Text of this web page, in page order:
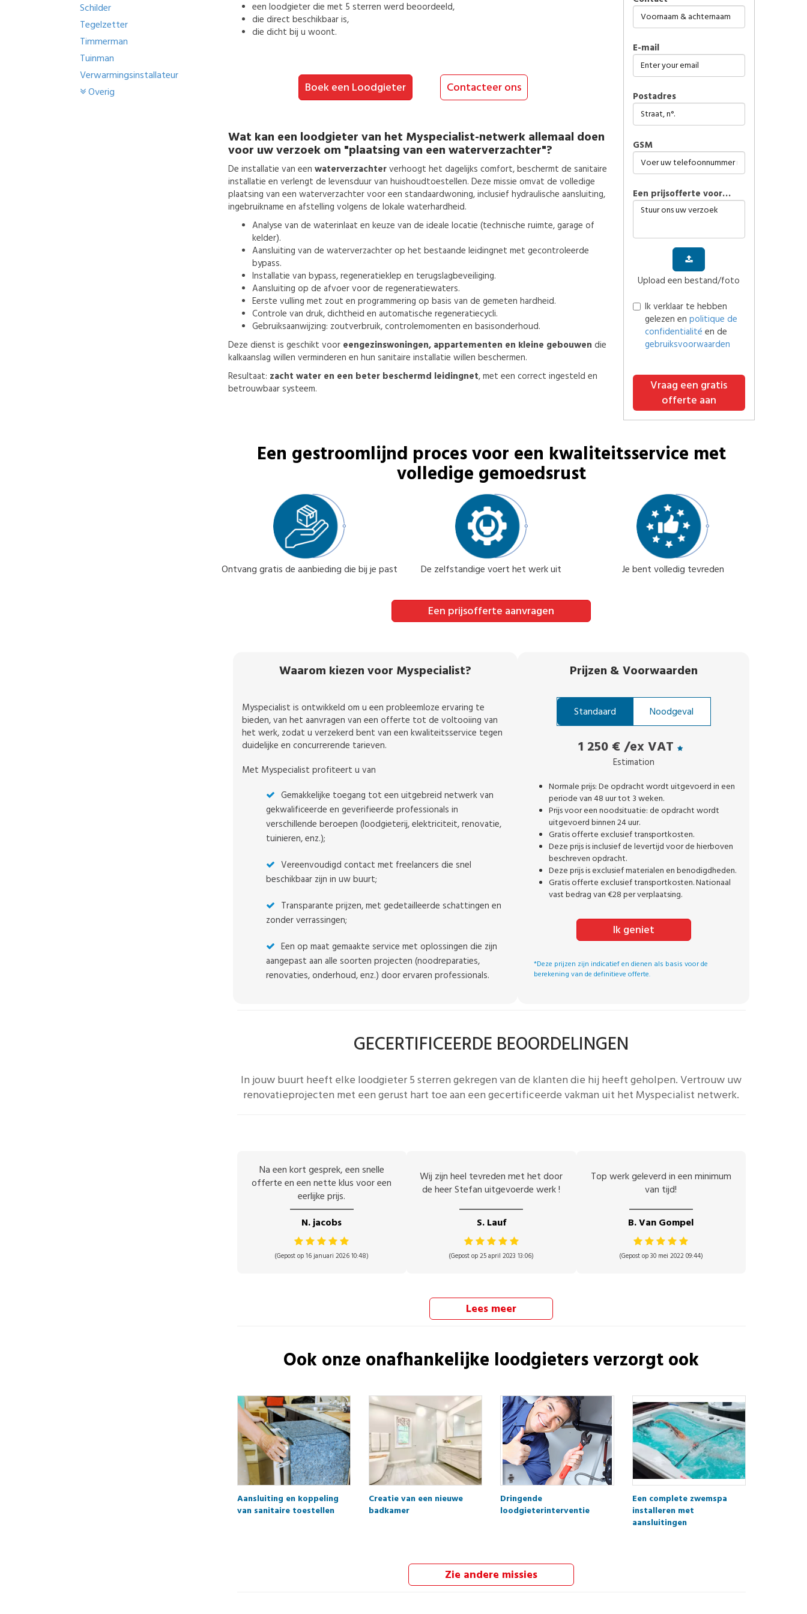
Schilder
Tegelzetter
Timmerman
Tuinman
Verwarmingsinstallateur
Overig
een loodgieterdie met 5 sterren werd beoordeeld,
die direct beschikbaar is,
die dicht bij u woont.
Boek een Loodgieter Contacteer ons
Wat kan een loodgieter van het Myspecialist-netwerk allemaal doen
voor uw verzoek om "plaatsing van een waterverzachter"?
De installatie van een waterverzachterverhoogt het dagelijks comfort, beschermt de sanitaire
installatie en verlengt de levensduur van huishoudtoestellen. Deze missie omvat de volledige
plaatsing van een waterverzachter voor een standaardwoning, inclusief hydraulische aansluiting,
ingebruikname en afstelling volgens de lokale waterhardheid.
Analyse van de waterinlaat en keuze van de ideale locatie (technische ruimte, garage of
kelder).
Aansluiting van de waterverzachter op het bestaande leidingnet met gecontroleerde
bypass.
Installatie van bypass, regeneratieklep en terugslagbeveiliging.
Aansluiting op de afvoer voor de regeneratiewaters.
Eerste vulling met zout en programmering op basis van de gemeten hardheid.
Controle van druk, dichtheid en automatische regeneratiecycli.
Gebruiksaanwijzing: zoutverbruik, controlemomenten en basisonderhoud.
Deze dienst is geschikt voor eengezinswoningen, appartementen en kleine gebouwen die
kalkaanslag willen verminderen en hun sanitaire installatie willen beschermen.
Resultaat: zacht water en een beter beschermd leidingnet, met een correct ingesteld en
betrouwbaar systeem.
E-mail
Postadres
GSM
Een prijsofferte voor…
Upload een bestand/foto
Ik verklaar te hebben
gelezen en politique de
confidentialité en de
gebruiksvoorwaarden
Vraag een gratis
offerte aan
Een gestroomlijnd proces voor een kwaliteitsservice met
volledige gemoedsrust
Ontvang gratis de aanbieding die bij je past De zelfstandige voert het werk uit Je bent volledig tevreden
Een prijsofferte aanvragen
Waarom kiezen voor Myspecialist?
Myspecialist is ontwikkeld om u een probleemloze ervaring te
bieden, van het aanvragen van een offerte tot de voltooiing van
het werk, zodat u verzekerd bent van een kwaliteitsservice tegen
duidelijke en concurrerende tarieven.
Met Myspecialist profiteert u van
Gemakkelijke toegang tot een uitgebreid netwerk van
gekwalificeerde en geverifieerde professionals in
verschillende beroepen (loodgieterij, elektriciteit, renovatie,
tuinieren, enz.);
Vereenvoudigd contact met freelancers die snel
beschikbaar zijn in uw buurt;
Transparante prijzen, met gedetailleerde schattingen en
zonder verrassingen;
Een op maat gemaakte service met oplossingen die zijn
aangepast aan alle soorten projecten (noodreparaties,
renovaties, onderhoud, enz.) door ervaren professionals.
Prijzen & Voorwaarden
Standaard Noodgeval
1 250 € /ex VAT
Estimation
Normale prijs: De opdracht wordt uitgevoerd in een
periode van 48 uur tot 3 weken.
Prijs voor een noodsituatie: de opdracht wordt
uitgevoerd binnen 24 uur.
Gratis offerte exclusief transportkosten.
Deze prijs is inclusief de levertijd voor de hierboven
beschreven opdracht.
Deze prijs is exclusief materialen en benodigdheden.
Gratis offerte exclusief transportkosten. Nationaal
vast bedrag van €28 per verplaatsing.
Ik geniet
*Deze prijzen zijn indicatief en dienen als basis voor de
berekening van de definitieve offerte.
GECERTIFICEERDE BEOORDELINGEN
In jouw buurt heeft elke loodgieter 5 sterren gekregen van de klanten die hij heeft geholpen.Vertrouw uw
renovatieprojecten met een gerust hart toe aan een gecertificeerde vakman uit het Myspecialist netwerk.
Na een kort gesprek, een snelle
offerte en een nette klus voor een
eerlijke prijs.
N. jacobs
(Gepost op 16 januari 2026 10:48)
Wij zijn heel tevreden met het door
de heer Stefan uitgevoerde werk !
S. Lauf
(Gepost op 25 april 2023 13:06)
Top werk geleverd in een minimum
van tijd!
B. Van Gompel
(Gepost op 30 mei 2022 09:44)
Lees meer
Ook onze onafhankelijke loodgietersverzorgt ook
Aansluiting en koppeling
van sanitaire toestellen
Creatie van een nieuwe
badkamer
Dringende
loodgieterinterventie
Een complete zwemspa
installeren met
aansluitingen
Zie andere missies